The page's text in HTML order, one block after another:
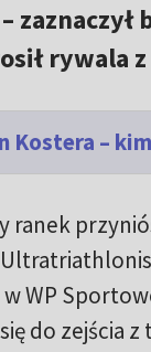
rywala
Kostera –
ranek
WP
do zejścia